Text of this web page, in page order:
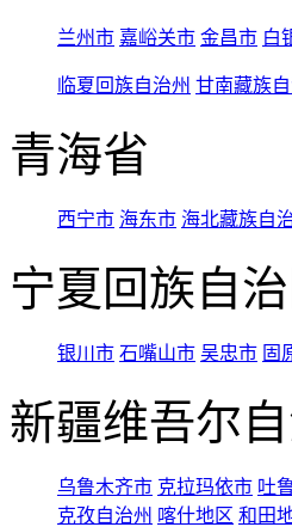
兰州市 嘉峪关市 金昌市 白
临夏回族自治州 甘南藏族
青海省
西宁市 海东市 海北藏族自
宁夏回族自
银川市 石嘴山市 吴忠市 固
新疆维吾尔
乌鲁木齐市 克拉玛依市 吐
克孜自治州 喀什地区 和田